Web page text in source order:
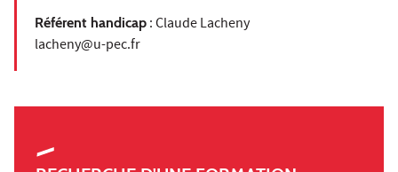
Référent handicap : Claude Lacheny
lacheny@u-pec.fr